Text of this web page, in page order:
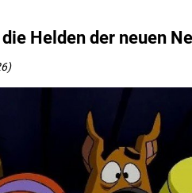
Helden der neuen